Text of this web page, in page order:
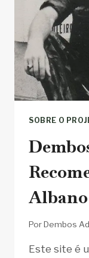
SOBRE O
PorDembos
Este site é